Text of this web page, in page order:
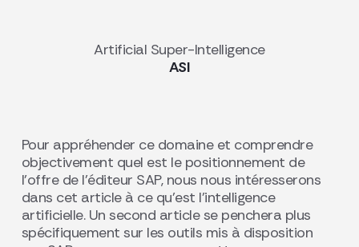
Artificial Super-Intelligence
ASI
Pour appréhender ce domaine et comprendre
objectivement quel est le positionnement de
l’offre de l’éditeur SAP, nous nous intéresserons
dans cet article à ce qu’est l’intelligence
artificielle. Un second article se penchera plus
spécifiquement sur les outils mis à disposition